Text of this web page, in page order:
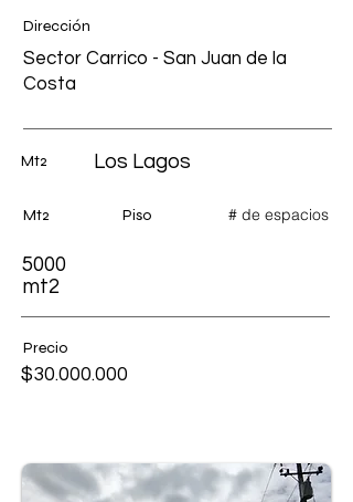
Dirección
Sector Carrico - San Juan de la
Costa
Mt2
Mt2
5000
mt2
Los Lagos
Piso # de espacios
Precio
$30.000.000